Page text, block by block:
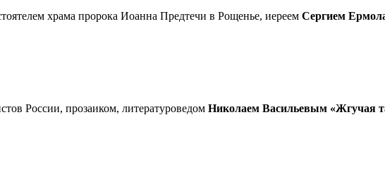
храма пророка Иоанна Предтечи в Рощенье, иереем Сергием
России, прозаиком, литературоведом Николаем Васильевым «Жгучая